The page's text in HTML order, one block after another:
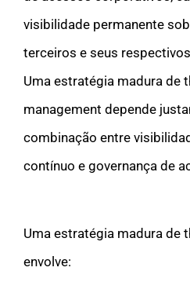
visibilidade permanente
terceiros e seus
Uma estratégia madura de
management depende
combinação entre
contínuo e governança de
Uma estratégia madura de
envolve: